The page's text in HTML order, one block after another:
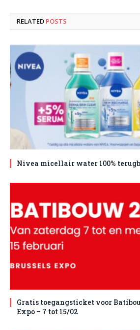
RELATED POSTS
Nivea micellair water 100%
Gratis toegangsticket voor
Expo – 7 tot 15/02